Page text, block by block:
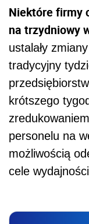
Niektóre firmy
na trzydniowy
ustalały
tradycyjny
krótszego
personelu na
możliwością
cele